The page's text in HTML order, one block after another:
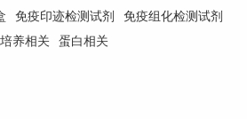
免疫印迹检测试剂
免疫组化检测试剂
养相关 蛋白相关